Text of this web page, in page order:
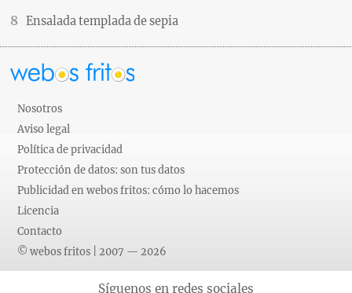
Ensalada templada de sepia
Nosotros
Aviso legal
Política de privacidad
Protección de datos: son tus datos
Publicidad en webos fritos: cómo lo hacemos
Licencia
Contacto
© webos fritos | 2007 — 2026
Síguenos en redes sociales